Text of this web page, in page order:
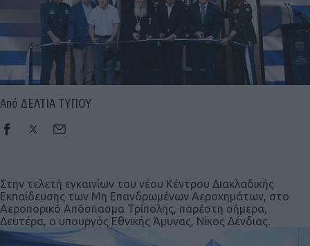
Social
Από ΔΕΛΤΙΑ ΤΥΠΟΥ
Στην τελετή εγκαινίων του νέου Κέντρου Διακλαδικής
Εκπαίδευσης των Μη Επανδρωμένων Αεροχημάτων, στο
Αεροπορικό Απόσπασμα Τρίπολης, παρέστη σήμερα,
Δευτέρα, ο υπουργός Εθνικής Άμυνας, Νίκος Δένδιας.